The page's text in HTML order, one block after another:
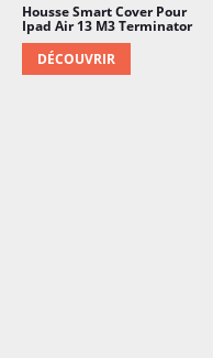
Housse Smart Cover Pour
Ipad Air 13 M3 Terminator
DÉCOUVRIR